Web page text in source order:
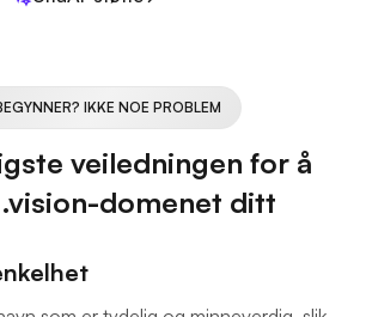
IKKE NOE PROBLEM
veiledningen for å
domenet ditt